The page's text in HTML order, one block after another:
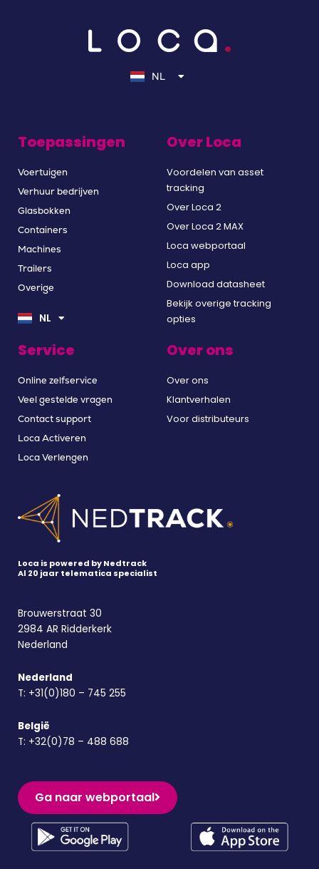
NL
EN
FR
Toepassingen
Voertuigen
Verhuur bedrijven
Glasbokken
Containers
Machines
Trailers
Overige
NL
EN
FR
Over Loca
Voordelen van asset
tracking
Over Loca 2
Over Loca 2 MAX
Loca webportaal
Loca app
Download datasheet
Bekijk overige tracking
opties
Service
Online zelfservice
Veel gestelde vragen
Contact support
Loca Activeren
Loca Verlengen
Over ons
Over ons
Klantverhalen
Voor distributeurs
Loca is powered by Nedtrack
Al 20 jaar telematica specialist
Brouwerstraat 30
2984 AR Ridderkerk
Nederland
Nederland
T: +31(0)180 – 745 255
België
T: +32(0)78 – 488 688
Ga naar webportaal